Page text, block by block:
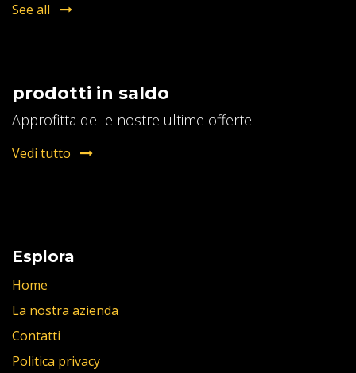
See all
prodotti in saldo
Approfitta delle nostre ultime offerte!
Vedi tutto
Esplora
Home
La nostra azienda
Contatti
Politica privacy